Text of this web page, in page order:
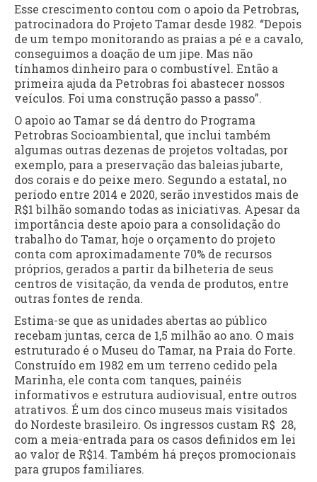
Esse crescimento contou com o apoio da Petrobras,
patrocinadora do Projeto Tamar desde 1982. “Depois
de um tempo monitorando as praias a pé e a cavalo,
conseguimos a doação de um jipe. Mas não
tínhamos dinheiro para o combustível. Então a
primeira ajuda da Petrobras foi abastecer nossos
veículos. Foi uma construção passo a passo”.
O apoio ao Tamar se dá dentro do Programa
Petrobras Socioambiental, que inclui também
algumas outras dezenas de projetos voltadas, por
exemplo, para a preservação das baleias jubarte,
dos corais e do peixe mero. Segundo a estatal, no
período entre 2014 e 2020, serão investidos mais de
R$1 bilhão somando todas as iniciativas. Apesar da
importância deste apoio para a consolidação do
trabalho do Tamar, hoje o orçamento do projeto
conta com aproximadamente 70% de recursos
próprios, gerados a partir da bilheteria de seus
centros de visitação, da venda de produtos, entre
outras fontes de renda.
Estima-se que as unidades abertas ao público
recebam juntas, cerca de 1,5 milhão ao ano. O mais
estruturado é o Museu do Tamar, na Praia do Forte.
Construído em 1982 em um terreno cedido pela
Marinha, ele conta com tanques, painéis
informativos e estrutura audiovisual, entre outros
atrativos. É um dos cinco museus mais visitados
do Nordeste brasileiro. Os ingressos custam R$ 28,
com a meia-entrada para os casos definidos em lei
ao valor de R$14. Também há preços promocionais
para grupos familiares.